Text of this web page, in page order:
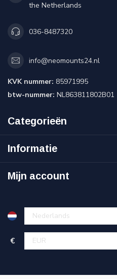
the Netherlands
036-8487320
info@neomounts24.nl
KVK nummer: 85971995
btw-nummer: NL863811802B01
Categorieën
Informatie
Mijn account
€